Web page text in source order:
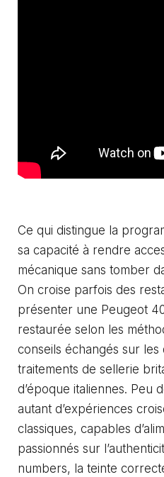
Ce qui distingue la
sa capacité à rendre
mécanique sans tomber
On croise parfois des
présenter une Peugeot
restaurée selon les
conseils échangés sur
traitements de sellerie
d’époque italiennes. Peu
autant d’expériences
classiques, capables
passionnés sur
numbers, la teinte